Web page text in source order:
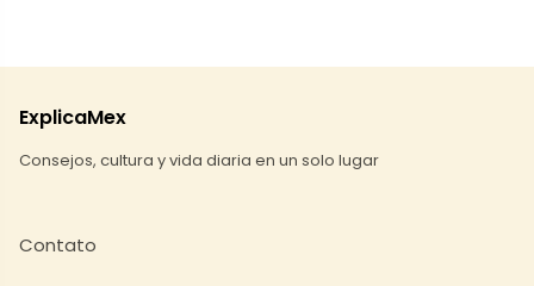
ExplicaMex
Consejos, cultura y vida diaria en un solo lugar
Contato